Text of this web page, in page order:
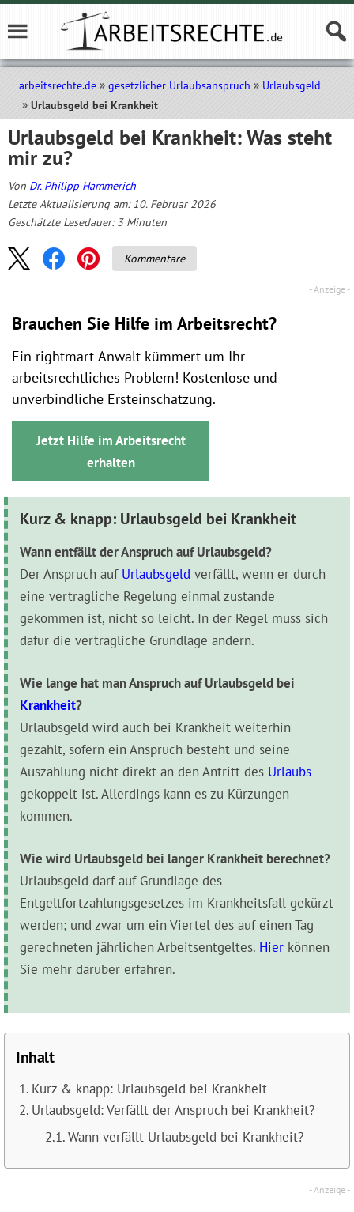
arbeitsrechte.de gesetzlicher Urlaubsanspruch
Urlaubsgeld
Urlaubsgeld bei Krankheit
Urlaubsgeld bei Krankheit: Was steht
mir zu?
Von Dr. Philipp Hammerich
Letzte Aktualisierung am: 10. Februar 2026
Geschätzte Lesedauer: 3 Minuten
Kommentare
Brauchen Sie Hilfe im Arbeitsrecht?
Ein rightmart-Anwalt kümmert um Ihr
arbeitsrechtliches Problem! Kostenlose und
unverbindliche Ersteinschätzung.
Jetzt Hilfe im Arbeitsrecht
erhalten
Kurz & knapp: Urlaubsgeld bei Krankheit
Wann entfällt der Anspruch auf Urlaubsgeld?
Der Anspruch auf Urlaubsgeld verfällt, wenn er durch
eine vertragliche Regelung einmal zustande
gekommen ist, nicht so leicht. In der Regel muss sich
dafür die vertragliche Grundlage ändern.
Wie lange hat man Anspruch auf Urlaubsgeld bei
Krankheit?
Urlaubsgeld wird auch bei Krankheit weiterhin
gezahlt, sofern ein Anspruch besteht und seine
Auszahlung nicht direkt an den Antritt des Urlaubs
gekoppelt ist. Allerdings kann es zu Kürzungen
kommen.
Wie wird Urlaubsgeld bei langer Krankheit berechnet?
Urlaubsgeld darf auf Grundlage des
Entgeltfortzahlungsgesetzes im Krankheitsfall gekürzt
werden; und zwar um ein Viertel des auf einen Tag
gerechneten jährlichen Arbeitsentgeltes. Hier können
Sie mehr darüber erfahren.
Inhalt
Kurz & knapp: Urlaubsgeld bei Krankheit
Urlaubsgeld: Verfällt der Anspruch bei Krankheit?
Wann verfällt Urlaubsgeld bei Krankheit?